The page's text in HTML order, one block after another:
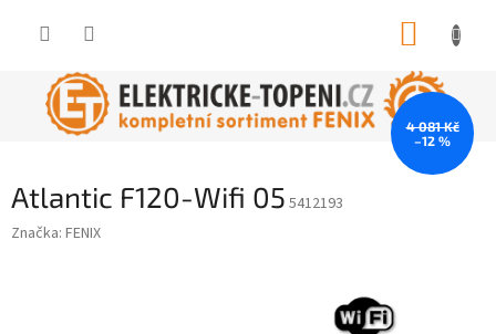
Atlantic F120-Wifi 05 5412193
Značka: FENIX
4 081 Kč
–12 %